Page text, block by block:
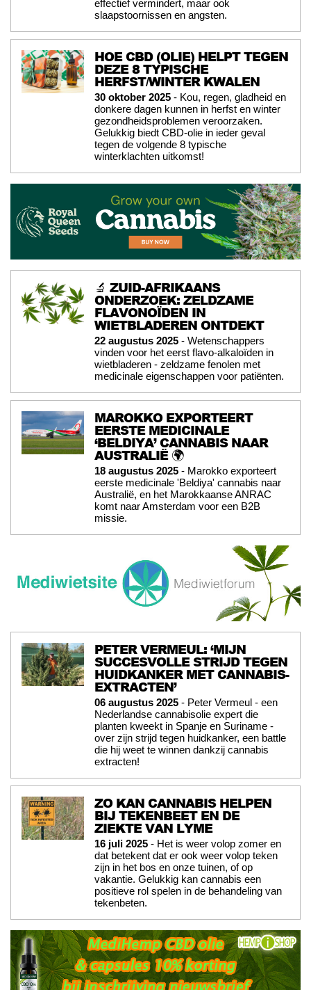
effectief vermindert, maar ook
slaapstoornissen en angsten.
HOE CBD (OLIE) HELPT TEGEN
DEZE 8 TYPISCHE
HERFST/WINTER KWALEN
30 oktober 2025 - Kou, regen, gladheid en
donkere dagen kunnen in herfst en winter
gezondheidsproblemen veroorzaken.
Gelukkig biedt CBD-olie in ieder geval
tegen de volgende 8 typische
winterklachten uitkomst!
🔬 ZUID-AFRIKAANS
ONDERZOEK: ZELDZAME
FLAVONOÏDEN IN
WIETBLADEREN ONTDEKT
22 augustus 2025 - Wetenschappers
vinden voor het eerst flavo-alkaloïden in
wietbladeren - zeldzame fenolen met
medicinale eigenschappen voor patiënten.
MAROKKO EXPORTEERT
EERSTE MEDICINALE
‘BELDIYA’ CANNABIS NAAR
AUSTRALIË 🌍
18 augustus 2025 - Marokko exporteert
eerste medicinale 'Beldiya' cannabis naar
Australië, en het Marokkaanse ANRAC
komt naar Amsterdam voor een B2B
missie.
PETER VERMEUL: ‘MIJN
SUCCESVOLLE STRIJD TEGEN
HUIDKANKER MET CANNABIS-
EXTRACTEN’
06 augustus 2025 - Peter Vermeul - een
Nederlandse cannabisolie expert die
planten kweekt in Spanje en Suriname -
over zijn strijd tegen huidkanker, een battle
die hij weet te winnen dankzij cannabis
extracten!
ZO KAN CANNABIS HELPEN
BIJ TEKENBEET EN DE
ZIEKTE VAN LYME
16 juli 2025 - Het is weer volop zomer en
dat betekent dat er ook weer volop teken
zijn in het bos en onze tuinen, of op
vakantie. Gelukkig kan cannabis een
positieve rol spelen in de behandeling van
tekenbeten.